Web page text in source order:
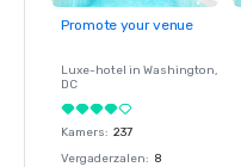
Promote your venue
Luxe-hotel in Washington,
DC
Kamers: 237
Vergaderzalen: 8